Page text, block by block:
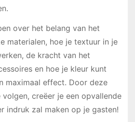
over het belang van het
materialen, hoe je textuur in je
de kracht van het
en hoe je kleur kunt
maximaal effect. Door deze
creëer je een opvallende
indruk zal maken op je gasten!